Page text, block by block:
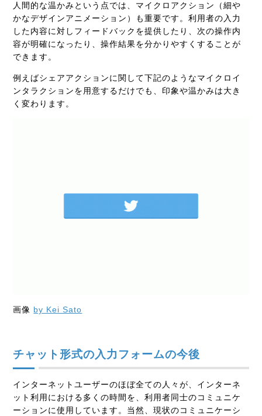
人間的な温かみという点では、マイクロアクション（細や
かなデザインアニメーション）も重要です。利用者の入力
した内容に対しフィードバックを提供したり、次の操作内
容が明確になったり、操作結果を分かりやすくすることが
できます。
例えばシェアアクションに関して下記のようなマイクロイ
ンタラクションを用意するだけでも、印象や温かみは大き
く変わります。
画像 by Kei Sato
チャット形式の入力フォームの今後
インターネットユーザーのほぼ全ての人々が、インターネ
ット利用における多くの時間を、利用者同士のコミュニケ
ーションに使用しています。当然、現状のコミュニケーシ